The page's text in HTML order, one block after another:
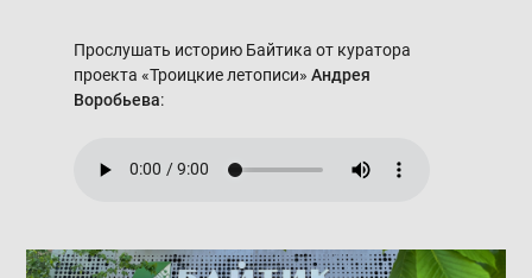
Прослушать историю Байтика от куратора
проекта «Троицкие летописи»Андрея
Воробьева: